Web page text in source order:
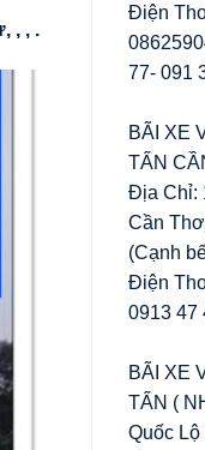
, , , .
Điện
77- 091
BÃI XE
TẤN
Địa Chỉ:
Cần
(Cạnh
Điện
0913 47
BÃI XE
TẤN (
Quốc